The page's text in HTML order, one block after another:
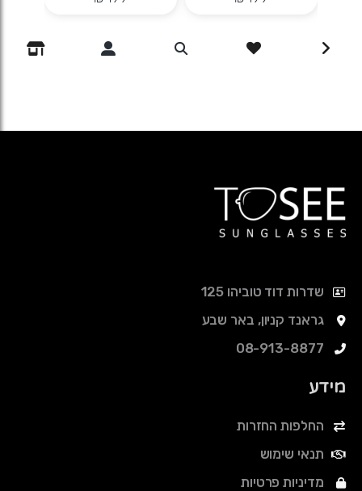
שדרות דוד טוביהו 125
גראנד קניון, באר שבע
08-913-8877
מידע
החלפות החזרות
תנאי שימוש
מדיניות פרטיות